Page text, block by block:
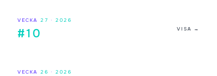
VECKA 27 · 2026
#10 VISA →
VECKA 26 · 2026